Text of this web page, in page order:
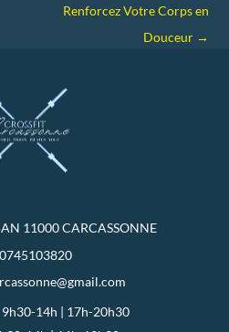
Renforcez Votre Corps en
Douceur →
11000 CARCASSONNE
0745103820
9h30-14h | 17h-20h30